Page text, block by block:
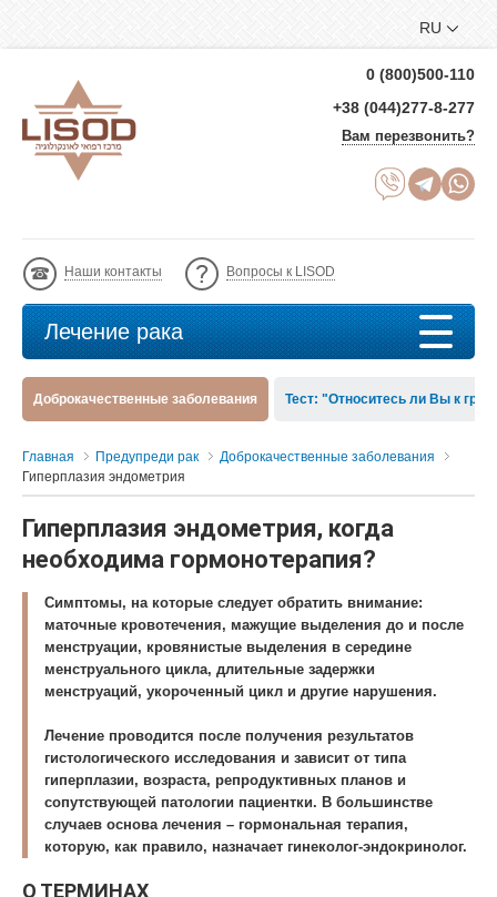
RU
0 (800)500-110
+38 (044)277-8-277
Вам перезвонить?
Наши контакты Вопросы к LISOD
Лечение рака
Доброкачественные заболевания Тест: "Относитесь ли Вы к
Главная Предупреди рак
Доброкачественные заболевания
Гиперплазия эндометрия
Гиперплазия эндометрия, когда
необходима гормонотерапия?
Симптомы, на которые следует обратить внимание:
маточные кровотечения, мажущие выделения до и после
менструации, кровянистые выделения в середине
менструального цикла, длительные задержки
менструаций, укороченный цикл и другие нарушения.
Лечение проводится после получения результатов
гистологического исследования и зависит от типа
гиперплазии, возраста, репродуктивных планов и
сопутствующей патологии пациентки. В большинстве
случаев основа лечения – гормональная терапия,
которую, как правило, назначает гинеколог-эндокринолог.
О ТЕРМИНАХ